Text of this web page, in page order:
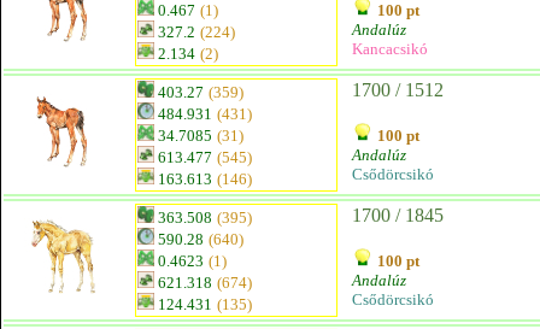
0.467 (1)
327.2 (224)
2.134 (2)
100 pt
Andalúz
Kancacsikó
403.27 (359)
484.931 (431)
34.7085 (31)
613.477 (545)
163.613 (146)
1700 / 1512
100 pt
Andalúz
Csődörcsikó
363.508 (395)
590.28 (640)
0.4623 (1)
621.318 (674)
124.431 (135)
1700 / 1845
100 pt
Andalúz
Csődörcsikó